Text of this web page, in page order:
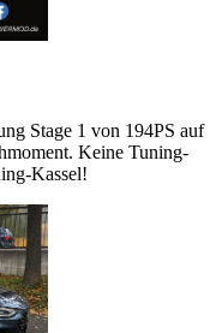
Stage 1 von 194PS auf
Keine Tuning-
Kassel!